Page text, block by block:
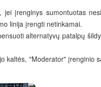
įrenginys sumontuotas
linija įrengti netinkamai.
alternatyvų patalpų
kaltės, "Moderator" įrenginio